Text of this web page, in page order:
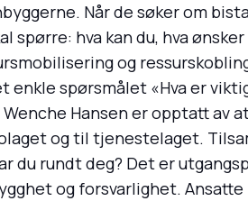
Når de søker om
hva kan du, hva
og
spørsmålet «Hva er
Hansen er opptatt av
og til tjenestelaget.
du rundt deg? Det er
og forsvarlighet.